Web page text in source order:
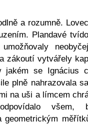
a rozumně.
Plandavé
zákoutí vytvářely
jakém se Ignácius
plně nahrazovala
na uši a límcem
všem,
geometrickým